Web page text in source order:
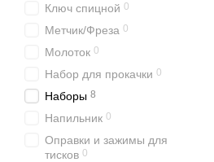
Ключ спицной 0
Метчик/Фреза 0
Молоток 0
Набор для прокачки 0
Наборы 8
Напильник 0
Оправки и зажимы для
тисков 0